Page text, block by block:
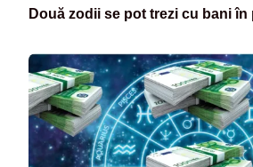
Două zodii se pot trezi cu bani